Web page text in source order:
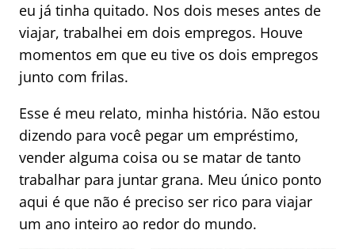
eu já tinha quitado. Nos dois meses antes de
viajar, trabalhei em dois empregos. Houve
momentos em que eu tive os dois empregos
junto com frilas.
Esse é meu relato, minha história. Não estou
dizendo para você pegar um empréstimo,
vender alguma coisa ou se matar de tanto
trabalhar para juntar grana. Meu único ponto
aqui é que não é preciso ser rico para viajar
um ano inteiro ao redor do mundo.